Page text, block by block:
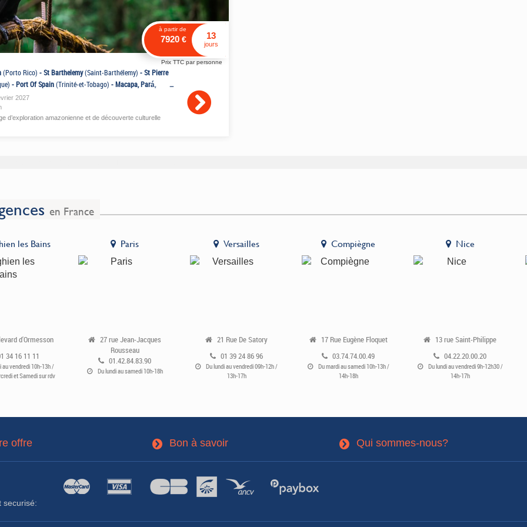
à partir de
7920€ 13
jours
Prix TTC par personne
(Porto Rico) -St Barthelemy(Saint-Barthélemy) -St Pierre
-Port Of Spain(Trinité-et-Tobago) -Macapa, Pará,
2027
d’exploration amazonienne et de découverte culturelle
en France
les Bains
d'Ormesson
34 16 11 11
au vendredi 10h-13h /
et Samedi sur rdv
Paris
27 rue Jean-Jacques
Rousseau
01.42.84.83.90
Du lundi au samedi 10h-18h
Versailles
21 Rue De Satory
01 39 24 86 96
Du lundi au vendredi 09h-12h /
13h-17h
Compiègne
17 Rue Eugène Floquet
03.74.74.00.49
Du mardi au samedi 10h-13h /
14h-18h
Nice
13 rue Saint-Philippe
04.22.20.00.20
Du lundi au vendredi 9h-12h30 /
14h-17h
offre 3 Bon à savoir 3 Qui sommes-nous?
securisé: